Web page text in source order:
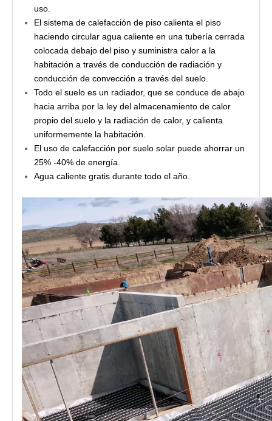
uso.
El sistema de calefacción de piso calienta el piso
haciendo circular agua caliente en una tubería cerrada
colocada debajo del piso y suministra calor a la
habitación a través de conducción de radiación y
conducción de convección a través del suelo.
Todo el suelo es un radiador, que se conduce de abajo
hacia arriba por la ley del almacenamiento de calor
propio del suelo y la radiación de calor, y calienta
uniformemente la habitación.
El uso de calefacción por suelo solar puede ahorrar un
25% -40% de energía.
Agua caliente gratis durante todo el año.